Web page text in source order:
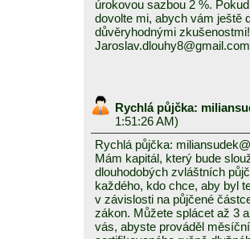
úrokovou sazbou 2 %.
dovolte mi, abych vám ještě
důvěryhodnými
Jaroslav.dlouhy8@gmail.com
Rychlá půjčka:
1:51:26 AM)
Rychlá půjčka:
Mám kapitál, který bude
dlouhodobých zvláštních
každého, kdo chce, aby byl
v závislosti na půjčené
zákon. Můžete splácet až 3
vás, abyste prováděl